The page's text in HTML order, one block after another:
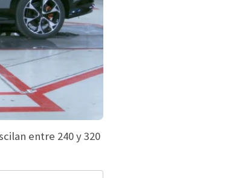
entre 240 y 320